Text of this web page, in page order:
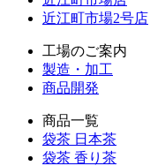
近江町市場2号店
工場のご案内
製造・加工
商品開発
商品一覧
袋茶 日本茶
袋茶 香り茶